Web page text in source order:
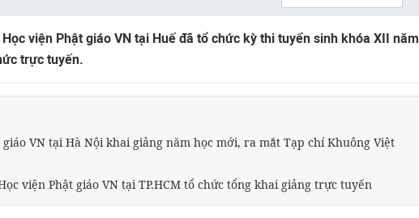
Học viện Phật giáo VN tại Huế đã tổ chức kỳ thi tuyển sinh khóa XII năm
trực tuyến.
giáo VN tại Hà Nội khai giảng năm học mới, ra mắt Tạp chí Khuông Việt
viện Phật giáo VN tại TP.HCM tổ chức tổng khai giảng trực tuyến